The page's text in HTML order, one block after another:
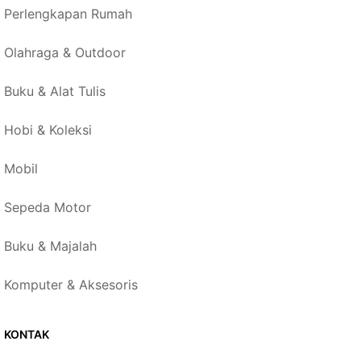
Perlengkapan Rumah
Olahraga & Outdoor
Buku & Alat Tulis
Hobi & Koleksi
Mobil
Sepeda Motor
Buku & Majalah
Komputer & Aksesoris
KONTAK